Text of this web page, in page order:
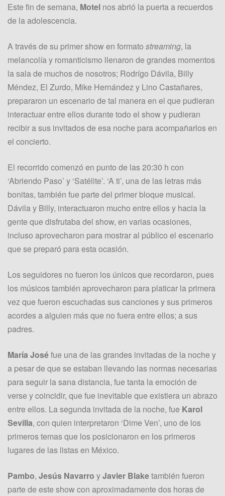
Este fin de semana, Motel nos abrió la puerta a recuerdos
de la adolescencia.
A través de su primer show en formato streaming, la
melancolía y romanticismo llenaron de grandes momentos
la sala de muchos de nosotros; Rodrígo Dávila, Billy
Méndez, El Zurdo, Mike Hernández y Lino Castañares,
prepararon un escenario de tal manera en el que pudieran
interactuar entre ellos durante todo el show y pudieran
recibir a sus invitados de esa noche para acompañarlos en
el concierto.
El recorrido comenzó en punto de las 20:30 h con
‘Abriendo Paso’ y ‘Satélite’. ‘A ti’, una de las letras más
bonitas, también fue parte del primer bloque musical.
Dávila y Billy, interactuaron mucho entre ellos y hacia la
gente que disfrutaba del show, en varias ocasiones,
incluso aprovecharon para mostrar al público el escenario
que se preparó para esta ocasión.
Los seguidores no fueron los únicos que recordaron, pues
los músicos también aprovecharon para platicar la primera
vez que fueron escuchadas sus canciones y sus primeros
acordes a alguien más que no fuera entre ellos; a sus
padres.
María Joséfue una de las grandes invitadas de la noche y
a pesar de que se estaban llevando las normas necesarias
para seguir la sana distancia, fue tanta la emoción de
verse y coincidir, que fue inevitable que existiera un abrazo
entre ellos. La segunda invitada de la noche, fue Karol
Sevilla, con quien interpretaron ‘Dime Ven’, uno de los
primeros temas que los posicionaron en los primeros
lugares de las listas en México.
Pambo, Jesús Navarro yJavier Blaketambién fueron
parte de este show con aproximadamente dos horas de